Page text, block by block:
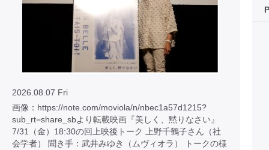
2026.08.07 Fri
画像：https://note.com/moviola/n/nbec1a57d1215?
sub_rt=share_sbより転載映画『美しく、黙りなさい』
7/31（金）18:30の回上映後トーク 上野千鶴子さん（社
会学者） 聞き手：武井みゆき（ムヴィオラ） トークの様